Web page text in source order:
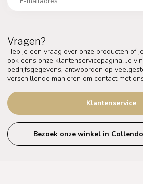
Vragen?
Heb je een vraag over onze producten of
ook eens onze klantenservicepagina. Je
bedrijfsgegevens, antwoorden op
verschillende manieren om contact met
Klantenservice
Bezoek onze winkel in